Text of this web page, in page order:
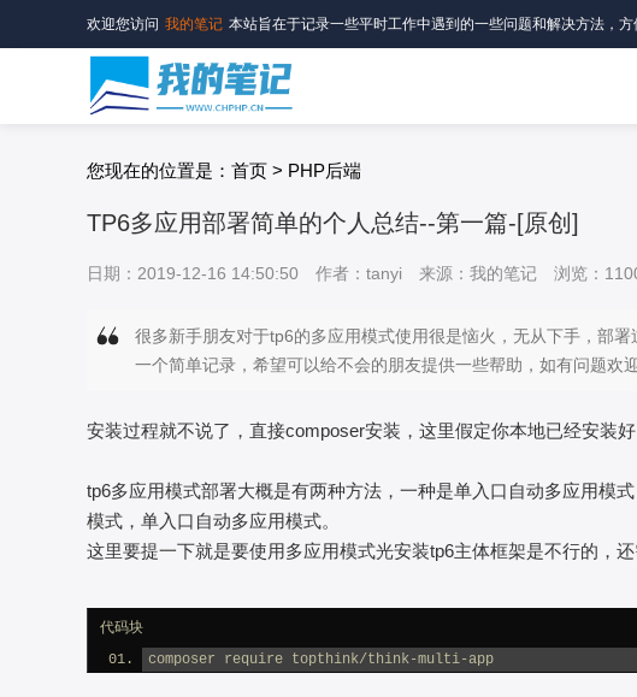
欢迎您访问 我的笔记 本站旨在于记录一些平时工作中遇到的一些问题和解决方法，
您现在的位置是：首页 > PHP后端
TP6多应用部署简单的个人总结--第一篇-[原创]
日期：2019-12-16 14:50:50 作者：tanyi 来源：我的笔记 浏览：
很多新手朋友对于tp6的多应用模式使用很是恼火，无从下手，部
一个简单记录，希望可以给不会的朋友提供一些帮助，如有问题欢
安装过程就不说了，直接composer安装，这里假定你本地已经安装好
tp6多应用模式部署大概是有两种方法，一种是单入口自动多应用模
模式，单入口自动多应用模式。
这里要提一下就是要使用多应用模式光安装tp6主体框架是不行的，还
代码块
composer require topthink/think-multi-app